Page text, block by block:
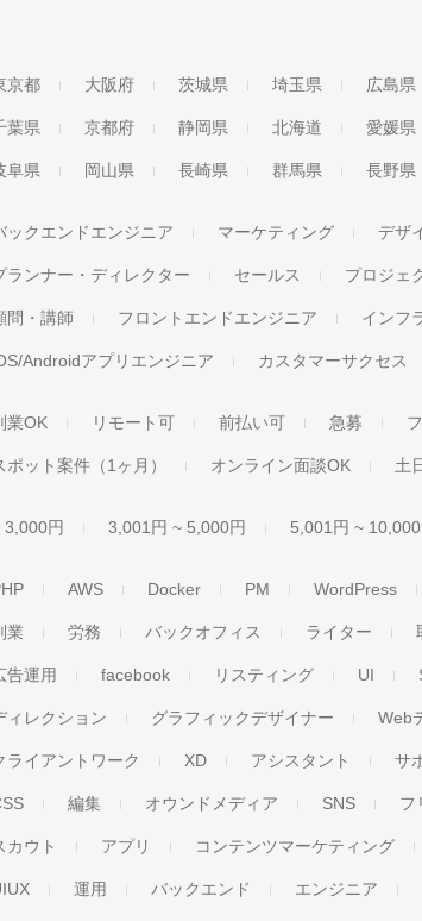
京都 大阪府 茨城県 埼玉県 広島県
葉県 京都府 静岡県 北海道 愛媛県
阜県 岡山県 長崎県 群馬県 長野県
ックエンドエンジニア マーケティング デザ
ランナー・ディレクター セールス プロジェ
問・講師 フロントエンドエンジニア インフ
Androidアプリエンジニア カスタマーサクセス
業OK リモート可 前払い可 急募
ポット案件（1ヶ月） オンライン面談OK 土
3,000円 3,001円 ~ 5,000円 5,001円 ~ 10,000
AWS Docker PM WordPress
業 労務 バックオフィス ライター
告運用 facebook リスティング UI
ィレクション グラフィックデザイナー Web
ライアントワーク XD アシスタント サ
編集 オウンドメディア SNS フ
カウト アプリ コンテンツマーケティング
運用 バックエンド エンジニア